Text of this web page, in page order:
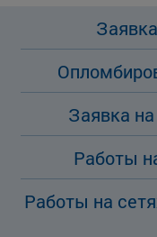
Заявка
Работы
Работы на